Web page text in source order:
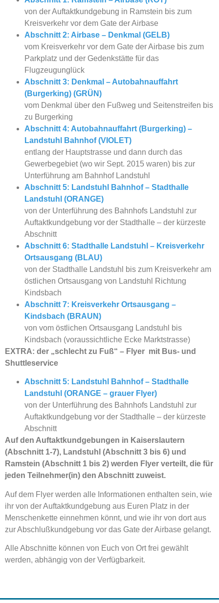
von der Auftaktkundgebung in Ramstein bis zum
Kreisverkehr vor dem Gate der Airbase
Abschnitt 2: Airbase – Denkmal (GELB)
vom Kreisverkehr vor dem Gate der Airbase bis zum
Parkplatz und der Gedenkstätte für das
Flugzeugunglück
Abschnitt 3: Denkmal – Autobahnauffahrt
(Burgerking) (GRÜN)
vom Denkmal über den Fußweg und Seitenstreifen bis
zu Burgerking
Abschnitt 4: Autobahnauffahrt (Burgerking) –
Landstuhl Bahnhof (VIOLET)
entlang der Hauptstrasse und dann durch das
Gewerbegebiet (wo wir Sept. 2015 waren) bis zur
Unterführung am Bahnhof Landstuhl
Abschnitt 5: Landstuhl Bahnhof – Stadthalle
Landstuhl (ORANGE)
von der Unterführung des Bahnhofs Landstuhl zur
Auftaktkundgebung vor der Stadthalle – der kürzeste
Abschnitt
Abschnitt 6: Stadthalle Landstuhl – Kreisverkehr
Ortsausgang (BLAU)
von der Stadthalle Landstuhl bis zum Kreisverkehr am
östlichen Ortsausgang von Landstuhl Richtung
Kindsbach
Abschnitt 7: Kreisverkehr Ortsausgang –
Kindsbach (BRAUN)
von vom östlichen Ortsausgang Landstuhl bis
Kindsbach (voraussichtliche Ecke Marktstrasse)
EXTRA: der „schlecht zu Fuß“ – Flyer mit Bus- und
Shuttleservice
Abschnitt 5: Landstuhl Bahnhof – Stadthalle
Landstuhl (ORANGE – grauer Flyer)
von der Unterführung des Bahnhofs Landstuhl zur
Auftaktkundgebung vor der Stadthalle – der kürzeste
Abschnitt
Auf den Auftaktkundgebungen in Kaiserslautern
(Abschnitt 1-7), Landstuhl (Abschnitt 3 bis 6) und
Ramstein (Abschnitt 1 bis 2) werden Flyer verteilt, die für
jeden Teilnehmer(in) den Abschnitt zuweist.
Auf dem Flyer werden alle Informationen enthalten sein, wie
ihr von der Auftaktkundgebung aus Euren Platz in der
Menschenkette einnehmen könnt, und wie ihr von dort aus
zur Abschlußkundgebung vor das Gate der Airbase gelangt.
Alle Abschnitte können von Euch von Ort frei gewählt
werden, abhängig von der Verfügbarkeit.